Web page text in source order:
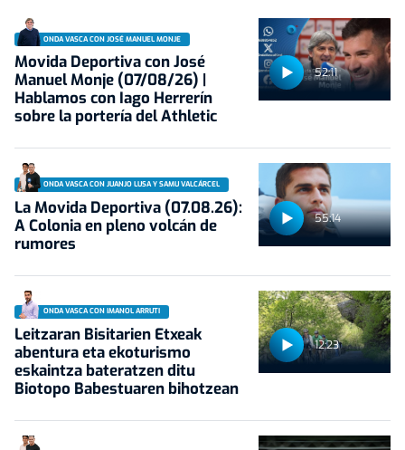
52:11
ONDA VASCA CON JOSÉ MANUEL MONJE
Movida Deportiva con José
Manuel Monje (07/08/26) |
Hablamos con Iago Herrerín
sobre la portería del Athletic
55:14
ONDA VASCA CON JUANJO LUSA Y SAMU VALCÁRCEL
La Movida Deportiva (07.08.26):
A Colonia en pleno volcán de
rumores
12:23
ONDA VASCA CON IMANOL ARRUTI
Leitzaran Bisitarien Etxeak
abentura eta ekoturismo
eskaintza bateratzen ditu
Biotopo Babestuaren bihotzean